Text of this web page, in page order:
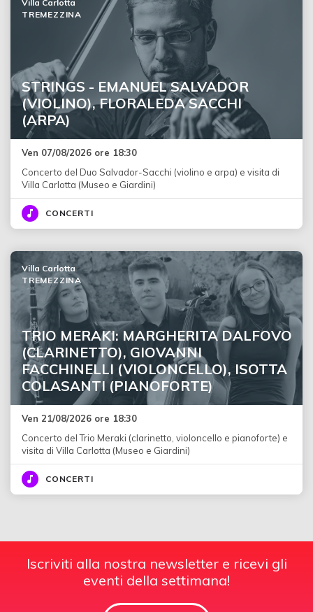
STRINGS - EMANUEL SALVADOR
(VIOLINO), FLORALEDA SACCHI
(ARPA)
Villa Carlotta
TREMEZZINA
Ven 07/08/2026 ore 18:30
Concerto del Duo Salvador-Sacchi (violino e arpa) e visita di
Villa Carlotta (Museo e Giardini)
CONCERTI
TRIO MERAKI: MARGHERITA DALFOVO
(CLARINETTO), GIOVANNI
FACCHINELLI (VIOLONCELLO), ISOTTA
COLASANTI (PIANOFORTE)
Villa Carlotta
TREMEZZINA
Ven 21/08/2026 ore 18:30
Concerto del Trio Meraki (clarinetto, violoncello e pianoforte) e
visita di Villa Carlotta (Museo e Giardini)
CONCERTI
Iscriviti alla nostra newsletter e ricevi gli
eventi della settimana!